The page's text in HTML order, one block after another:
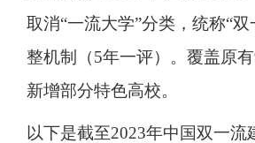
取消“一流大学”分类，统称“双
整机制（5年一评）。覆盖原有
新增部分特色高校。
以下是截至2023年中国双一流